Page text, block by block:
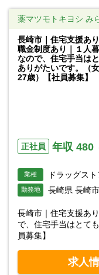
薬マツモトキヨシ み
長崎市｜住宅支援あ
職金制度あり｜１人
なので、住宅手当は
ありがたいです。（女
27歳）【社員募集】
正社員 年収 480
業種 ドラッグスト
勤務地 長崎県 長崎
長崎市｜住宅支援あ
で、住宅手当はとて
員募集】
求人